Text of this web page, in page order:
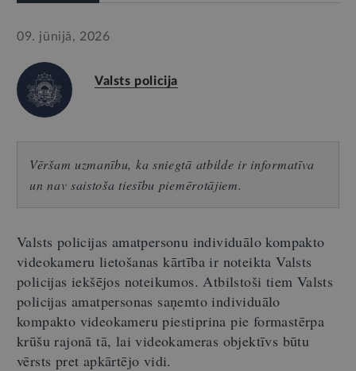
09. jūnijā, 2026
Valsts policija
Vēršam uzmanību, ka sniegtā atbilde ir informatīva
un nav saistoša tiesību piemērotājiem.
Valsts policijas amatpersonu individuālo kompakto
videokameru lietošanas kārtība ir noteikta Valsts
policijas iekšējos noteikumos. Atbilstoši tiem Valsts
policijas amatpersonas saņemto individuālo
kompakto videokameru piestiprina pie formastērpa
krūšu rajonā tā, lai videokameras objektīvs būtu
vērsts pret apkārtējo vidi.